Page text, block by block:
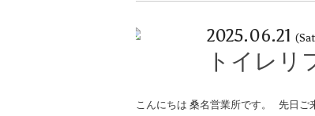
2025.06.21
トイレリ
こんにちは 桑名営業所です。 先日ご